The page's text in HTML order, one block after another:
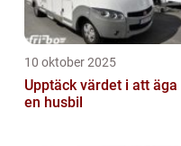
10 oktober 2025
Upptäck värdet i att äga
en husbil